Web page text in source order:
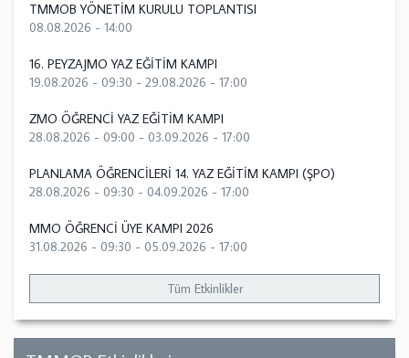
TMMOB YÖNETİM KURULU TOPLANTISI
08.08.2026 - 14:00
16. PEYZAJMO YAZ EĞİTİM KAMPI
19.08.2026 - 09:30 - 29.08.2026 - 17:00
ZMO ÖĞRENCİ YAZ EĞİTİM KAMPI
28.08.2026 - 09:00 - 03.09.2026 - 17:00
PLANLAMA ÖĞRENCİLERİ 14. YAZ EĞİTİM KAMPI (ŞPO)
28.08.2026 - 09:30 - 04.09.2026 - 17:00
MMO ÖĞRENCİ ÜYE KAMPI 2026
31.08.2026 - 09:30 - 05.09.2026 - 17:00
Tüm Etkinlikler